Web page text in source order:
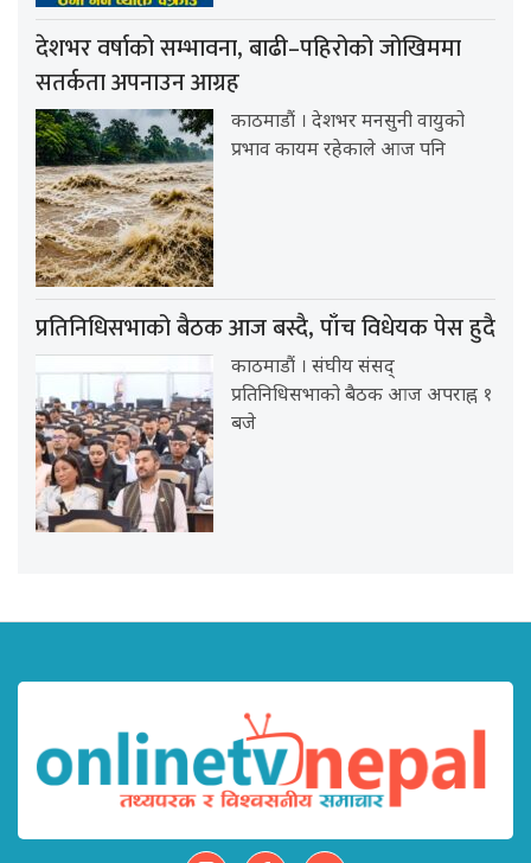
देशभर वर्षाको सम्भावना, बाढी–पहिरोको जोखिममा
सतर्कता अपनाउन आग्रह
काठमाडौं । देशभर मनसुनी वायुको
प्रभाव कायम रहेकाले आज पनि
प्रतिनिधिसभाको बैठक आज बस्दै, पाँच विधेयक पेस हुदै
काठमाडौं । संघीय संसद्
प्रतिनिधिसभाको बैठक आज अपराह्न १
बजे